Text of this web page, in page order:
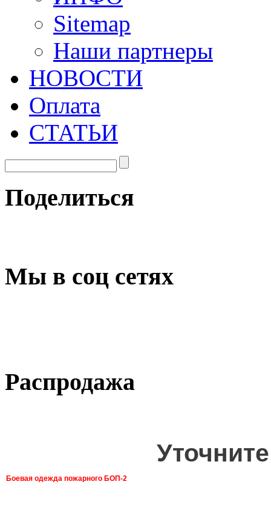
Sitemap
Наши партнеры
НОВОСТИ
Оплата
СТАТЬИ
Поделиться
Мы в соц сетях
Распродажа
Боевая одежда пожарного БОП-2